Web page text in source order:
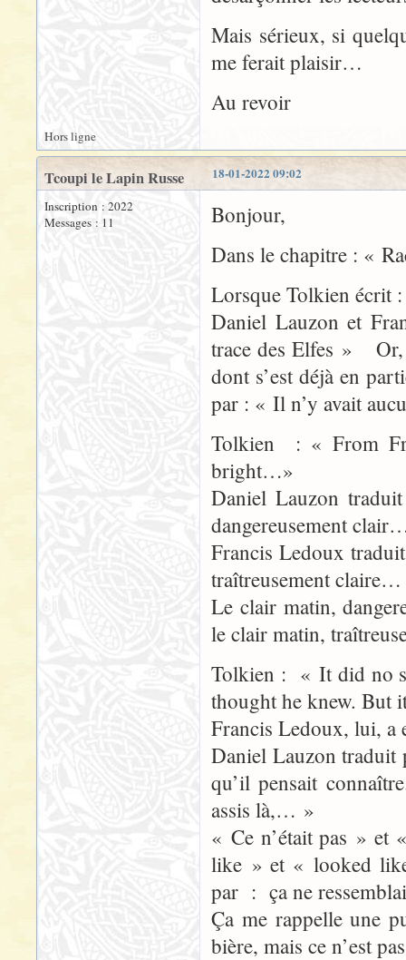
Mais sérieux, si
me ferait plaisir…
Au revoir
Hors ligne
18-01-2022 09:02
Tcoupi le Lapin Russe
Inscription : 2022
Messages : 11
Bonjour,
Dans le chapitre : «
Lorsque Tolkien écrit
Daniel Lauzon et
trace des Elfes » Or,
dont s’est déjà en
par : « Il n’y avait
Tolkien : « From
bright…»
Daniel Lauzon
dangereusement
Francis Ledoux
traîtreusement
Le clair matin,
le clair matin,
Tolkien : « It did no
thought he knew. But
Francis Ledoux, lui, a
Daniel Lauzon traduit
qu’il pensait
assis là,… »
« Ce n’était pas »
like » et « looked
par : ça ne
Ça me rappelle une
bière, mais ce n’est